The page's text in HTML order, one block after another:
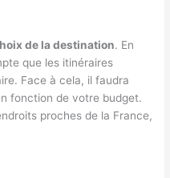
de la destination. En
que les itinéraires
Face à cela, il faudra
fonction de votre budget.
proches de la France,